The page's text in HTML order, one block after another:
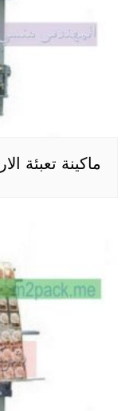
ماكينة تعبئة